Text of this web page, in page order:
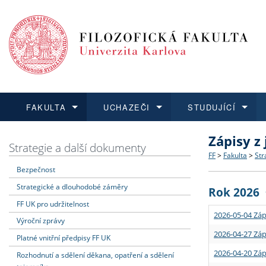
FAKULTA
Dozvědět se více
Struktura
Strategie
Podpora
UCHAZEČI
Podat přihlášku
Co
Učitelské
STUDUJÍCÍ
Dozvědět se více
Rigorózní
Dozvědět se více
O vědě a
Granty a
Dozvědět se více
Aktuální
Strategie a další dokumenty
Bezpečnost
Strategické a dlouhodobé záměry
FF UK pro udržitelnost
Výroční zprávy
Platné vnitřní předpisy FF UK
Rozhodnutí a sdělení děkana, opatření a sdělení
Zápisy
FF > Fakulta >
Rok 2026
2026-05-04
2026-04-27
2026-04-20